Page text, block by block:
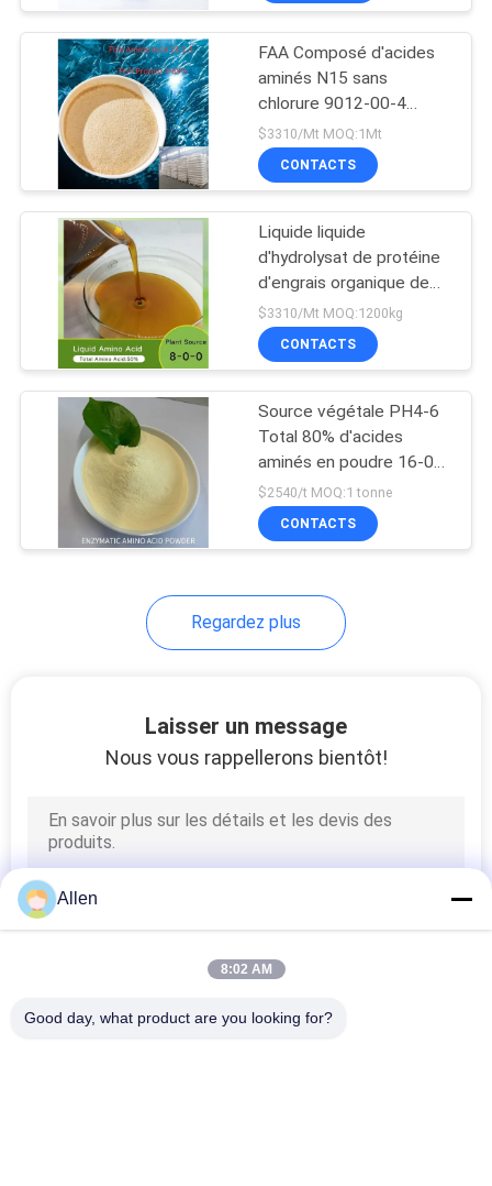
Engrais organique
d'acide aminé
Engrais foliaire
d'acide aminé
Engrais organique
69
Acide aminé végétal
Acide aminé animal
FAA Composé d'acides
aminés N15 sans
chlorure 9012-00-4
engrais organique pour
l'agriculture
$3310/Mt MOQ:1Mt
CONTACTS
Liquide liquide
d'hydrolysat de protéine
d'engrais organique de
l'acide aminé 100% de
Ph5-7 50%
$3310/Mt MOQ:1200kg
CONTACTS
Source végétale PH4-6
Total 80% d'acides
aminés en poudre 16-0-0
poudre jaune sans
chlorure 65072-01-7
$2540/t MOQ:1 tonne
CONTACTS
Regardez plus
Laisser un message
Nous vous rappellerons bientôt!
Allen
8:02 AM
Good day, what product are you looking for?